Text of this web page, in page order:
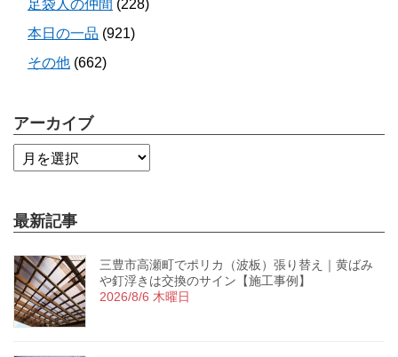
足袋人の仲間 (228)
本日の一品 (921)
その他 (662)
アーカイブ
最新記事
三豊市高瀬町でポリカ（波板）張り替え｜黄ばみ
や釘浮きは交換のサイン【施工事例】
2026/8/6 木曜日